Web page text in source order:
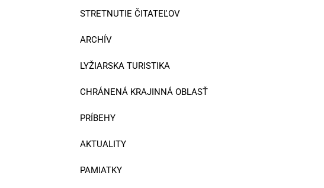
STRETNUTIE ČITATEĽOV
ARCHÍV
LYŽIARSKA TURISTIKA
CHRÁNENÁ KRAJINNÁ OBLASŤ
PRÍBEHY
AKTUALITY
PAMIATKY